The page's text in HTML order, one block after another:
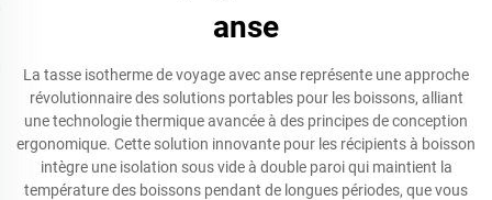
anse
La tasse isotherme de voyage avec anse représente une approche
révolutionnaire des solutions portables pour les boissons, alliant
une technologie thermique avancée à des principes de conception
ergonomique. Cette solution innovante pour les récipients à boisson
intègre une isolation sous vide à double paroi qui maintient la
température des boissons pendant de longues périodes, que vous